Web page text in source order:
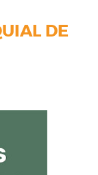
DE